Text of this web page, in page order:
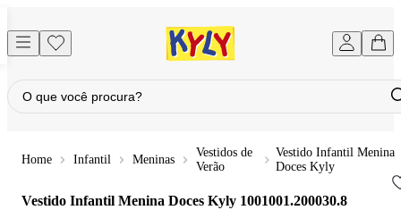
Infantil Meninas
Vestidos de
Verão
Vestido Infantil Menina
Doces Kyly
Vestido Infantil Menina Doces Kyly 1001001.200030.8